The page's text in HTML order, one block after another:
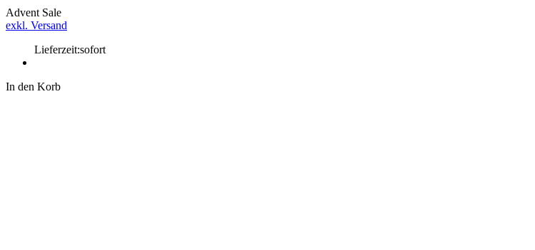
Advent Sale
exkl. Versand
Lieferzeit:sofort
In den Korb